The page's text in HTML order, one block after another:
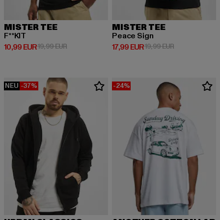
MISTER TEE
F**KIT
10,99 EUR
Derzeitiger Preis: 10,99 EUR
19,99 EURAktionspreis: 19,99 EUR
MISTER TEE
Peace Sign
17,99 EUR
Derzeitiger Preis: 17,99 EUR
19,99 EURAktionspreis:
NEU -37% -24%